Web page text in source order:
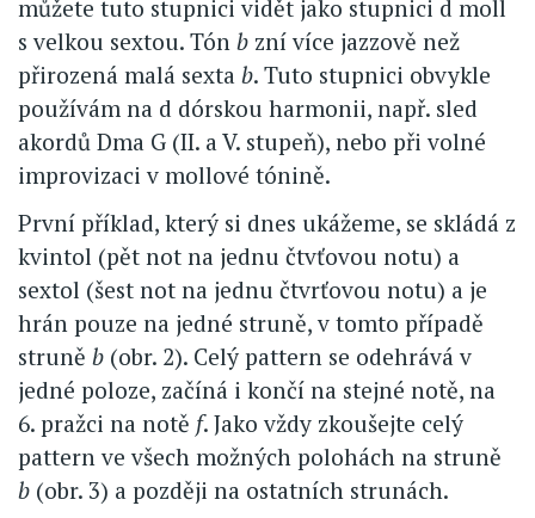
můžete tuto stupnici vidět jako stupnici d moll
s velkou sextou. Tón b zní více jazzově než
přirozená malá sexta b. Tuto stupnici obvykle
používám na d dórskou harmonii, např. sled
akordů Dma G (II. a V. stupeň), nebo při volné
improvizaci v mollové tónině.
První příklad, který si dnes ukážeme, se skládá z
kvintol (pět not na jednu čtvťovou notu) a
sextol (šest not na jednu čtvrťovou notu) a je
hrán pouze na jedné struně, v tomto případě
struně b (obr. 2). Celý pattern se odehrává v
jedné poloze, začíná i končí na stejné notě, na
6. pražci na notě f. Jako vždy zkoušejte celý
pattern ve všech možných polohách na struně
b (obr. 3) a později na ostatních strunách.